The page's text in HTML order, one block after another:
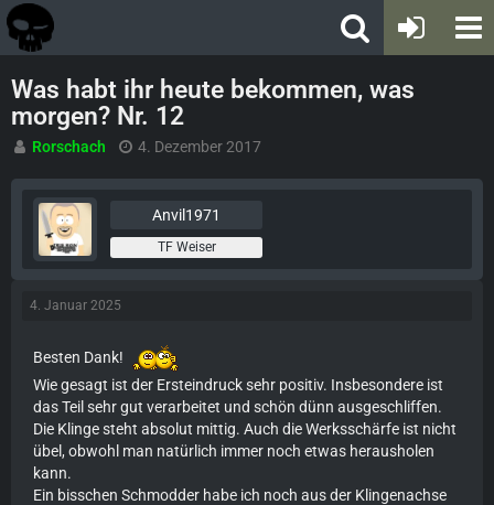
Was habt ihr heute bekommen, was
morgen? Nr. 12
Rorschach 4. Dezember 2017
Anvil1971
TF Weiser
4. Januar 2025
Besten Dank!
Wie gesagt ist der Ersteindruck sehr positiv. Insbesondere ist
das Teil sehr gut verarbeitet und schön dünn ausgeschliffen.
Die Klinge steht absolut mittig. Auch die Werksschärfe ist nicht
übel, obwohl man natürlich immer noch etwas herausholen
kann.
Ein bisschen Schmodder habe ich noch aus der Klingenachse